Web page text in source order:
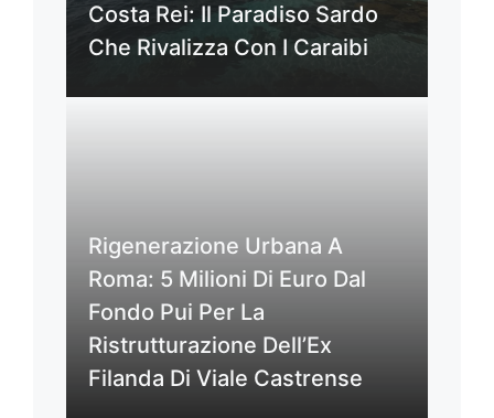
Costa Rei: Il Paradiso Sardo
Che Rivalizza Con I Caraibi
Rigenerazione Urbana A
Roma: 5 Milioni Di Euro Dal
Fondo Pui Per La
Ristrutturazione Dell’Ex
Filanda Di Viale Castrense